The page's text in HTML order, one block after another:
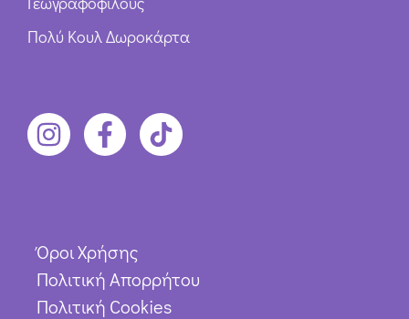
Πολύ Κουλ Δωροκάρτα
Όροι Χρήσης
Πολιτική Απορρήτου
Πολιτική Cookies